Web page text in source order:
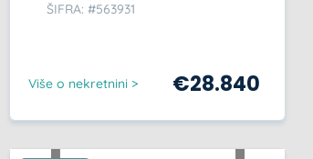
ŠIFRA: #563931
Više o nekretnini > €28.840